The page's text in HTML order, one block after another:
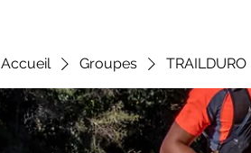
Accueil Groupes TRAILDURO